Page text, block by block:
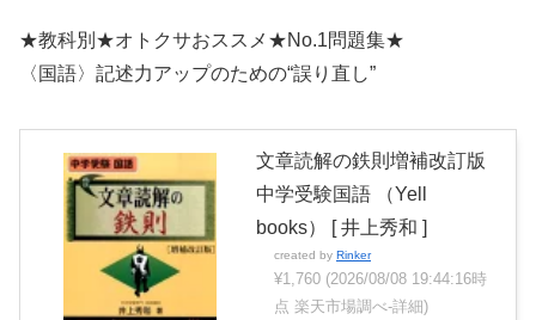
★教科別★オトクサおススメ★No.1問題集★
〈国語〉記述力アップのための“誤り直し”
文章読解の鉄則増補改訂版
中学受験国語 （Yell
books） [ 井上秀和 ]
created by Rinker
¥1,760 (2026/08/08 19:44:16時
点 楽天市場調べ-詳細)